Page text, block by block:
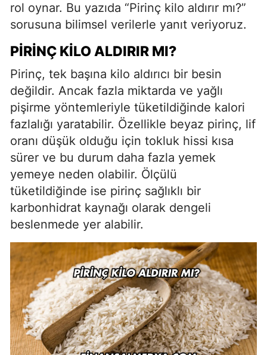
rol oynar. Bu yazıda “Pirinç kilo aldırır mı?”
sorusuna bilimsel verilerle yanıt veriyoruz.
PIRINÇ KILO ALDIRIR MI?
Pirinç, tek başına kilo aldırıcı bir besin
değildir. Ancak fazla miktarda ve yağlı
pişirme yöntemleriyle tüketildiğinde kalori
fazlalığı yaratabilir. Özellikle beyaz pirinç, lif
oranı düşük olduğu için tokluk hissi kısa
sürer ve bu durum daha fazla yemek
yemeye neden olabilir. Ölçülü
tüketildiğinde ise pirinç sağlıklı bir
karbonhidrat kaynağı olarak dengeli
beslenmede yer alabilir.